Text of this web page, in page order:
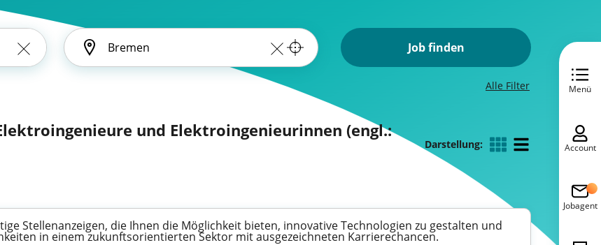
Job finden
Alle Filter
und Elektroingenieurinnen (engl.:
Darstellung:
Stellenanzeigen, die Ihnen die Möglichkeit bieten, innovative Technologien zu gestalten und
in einem zukunftsorientierten Sektor mit ausgezeichneten Karrierechancen.
Menü
Account
Jobagent